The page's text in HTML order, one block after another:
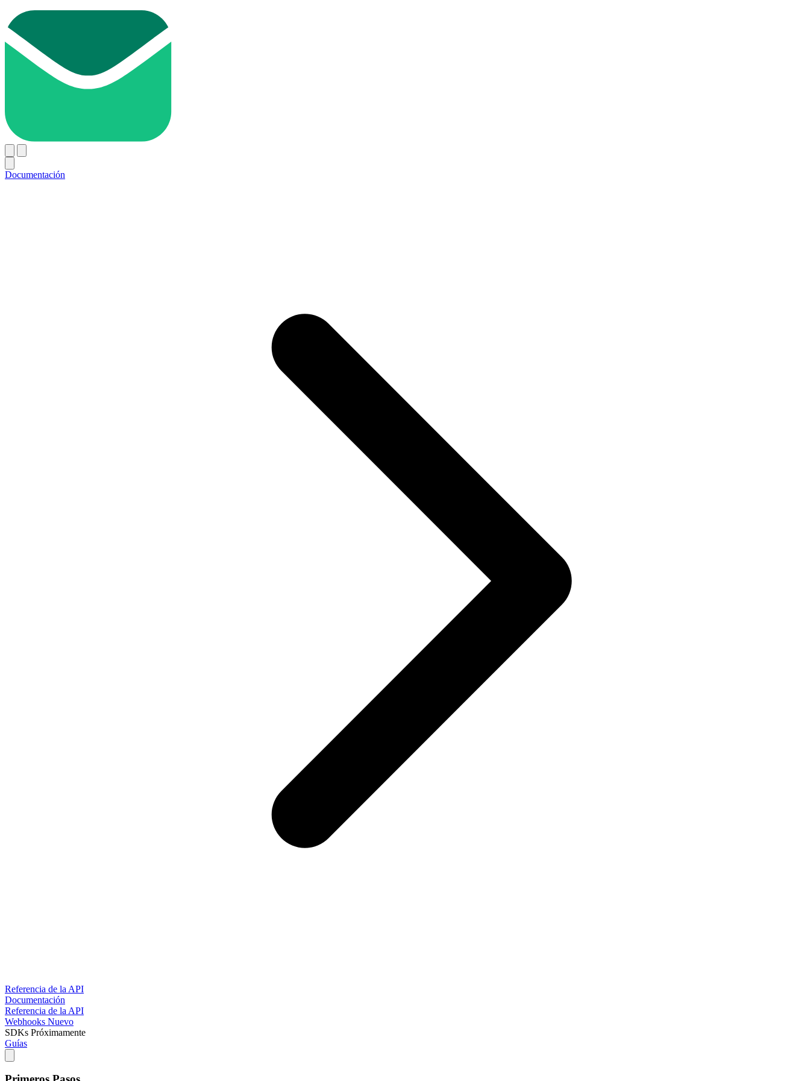
Documentación
Referencia de la API
Documentación
Referencia de la API
Webhooks Nuevo
SDKs Próximamente
Guías